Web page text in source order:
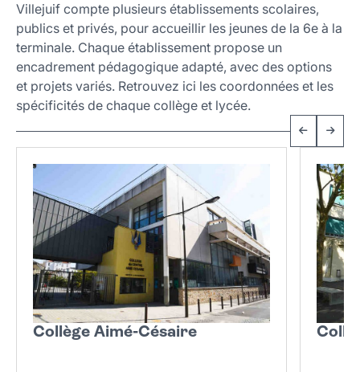
Villejuif compte plusieurs établissements scolaires,
publics et privés, pour accueillir les jeunes de la 6e à la
terminale. Chaque établissement propose un
encadrement pédagogique adapté, avec des options
et projets variés. Retrouvez ici les coordonnées et les
spécificités de chaque collège et lycée.
Collège Aimé-Césaire